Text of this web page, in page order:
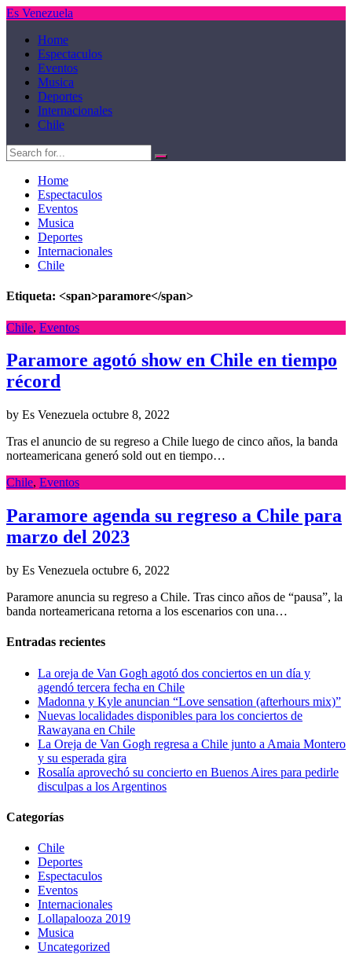
Es Venezuela
Home
Espectaculos
Eventos
Musica
Deportes
Internacionales
Chile
Home
Espectaculos
Eventos
Musica
Deportes
Internacionales
Chile
Etiqueta: <span>paramore</span>
Chile, Eventos
Paramore agotó show en Chile en tiempo
récord
by Es Venezuela octubre 8, 2022
Tras el anuncio de su regreso a Chile luego de cinco años, la banda
norteamericana generó sold out en tiempo…
Chile, Eventos
Paramore agenda su regreso a Chile para
marzo del 2023
by Es Venezuela octubre 6, 2022
Paramore anuncia su regreso a Chile. Tras cinco años de “pausa”, la
banda norteamericana retorna a los escenarios con una…
Entradas recientes
La oreja de Van Gogh agotó dos conciertos en un día y
agendó tercera fecha en Chile
Madonna y Kyle anuncian “Love sensation (afterhours mix)”
Nuevas localidades disponibles para los conciertos de
Rawayana en Chile
La Oreja de Van Gogh regresa a Chile junto a Amaia Montero
y su esperada gira
Rosalía aprovechó su concierto en Buenos Aires para pedirle
disculpas a los Argentinos
Categorías
Chile
Deportes
Espectaculos
Eventos
Internacionales
Lollapalooza 2019
Musica
Uncategorized